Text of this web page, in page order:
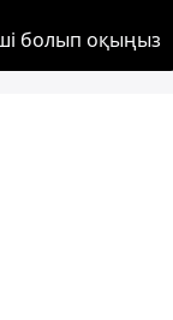
болып оқыңыз